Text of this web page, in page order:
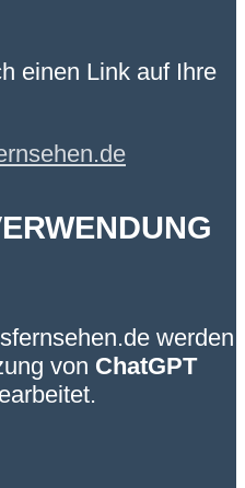
einen Link auf Ihre
werden
von ChatGPT